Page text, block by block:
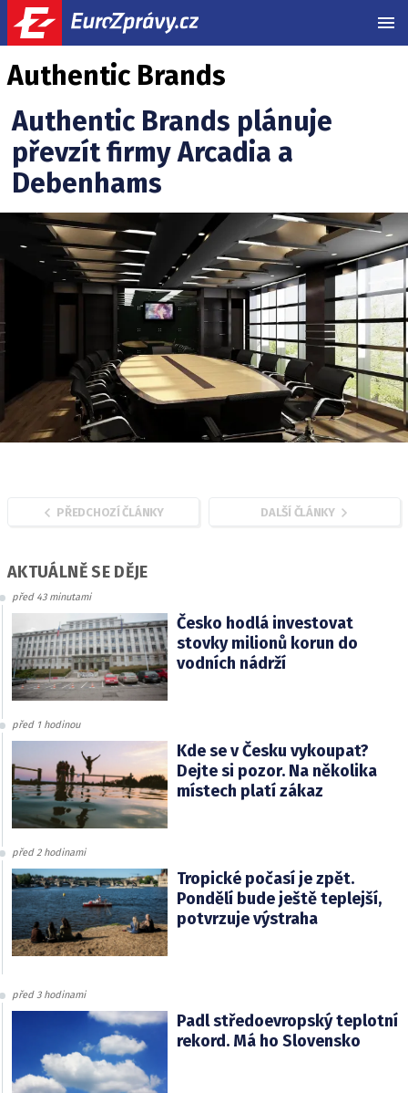
Authentic Brands
Authentic Brands plánuje
převzít firmy Arcadia a
Debenhams
PŘEDCHOZÍ ČLÁNKY DALŠÍ ČLÁNKY
AKTUÁLNĚ SE DĚJE
před 43 minutami
Česko hodlá investovat
stovky milionů korun do
vodních nádrží
před 1 hodinou
Kde se v Česku vykoupat?
Dejte si pozor. Na několika
místech platí zákaz
před 2 hodinami
Tropické počasí je zpět.
Pondělí bude ještě teplejší,
potvrzuje výstraha
před 3 hodinami
Padl středoevropský teplotní
rekord. Má ho Slovensko